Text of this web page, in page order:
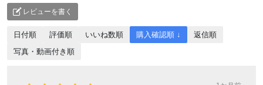
レビューを書く
日付順 評価順 いいね数順 購入確認順 ↓
返信順
写真・動画付き順